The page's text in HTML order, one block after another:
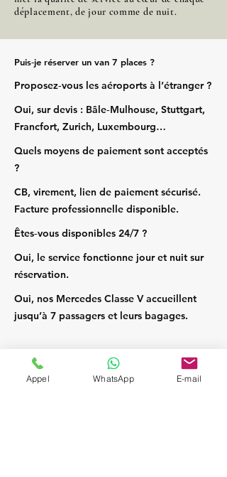
déplacement, de jour comme de nuit.
Puis‑je réserver un van 7 places ?
Proposez‑vous les aéroports à l’étranger ?
Oui, sur devis : Bâle‑Mulhouse, Stuttgart,
Francfort, Zurich, Luxembourg…
Quels moyens de paiement sont acceptés
?
CB, virement, lien de paiement sécurisé.
Facture professionnelle disponible.
Êtes‑vous disponibles 24/7 ?
Oui, le service fonctionne jour et nuit sur
réservation.
Oui, nos Mercedes Classe V accueillent
jusqu’à 7 passagers et leurs bagages.
Appel WhatsApp E-mail